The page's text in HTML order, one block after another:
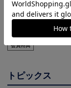
【選手名・背番号入り】
2026/27オーセンティッ
ルド1st）
24,200円
会員特典
トピックス